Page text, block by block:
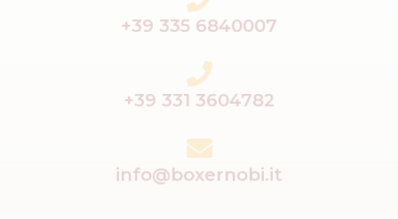
+39 335 6840007
+39 331 3604782
info@boxernobi.it